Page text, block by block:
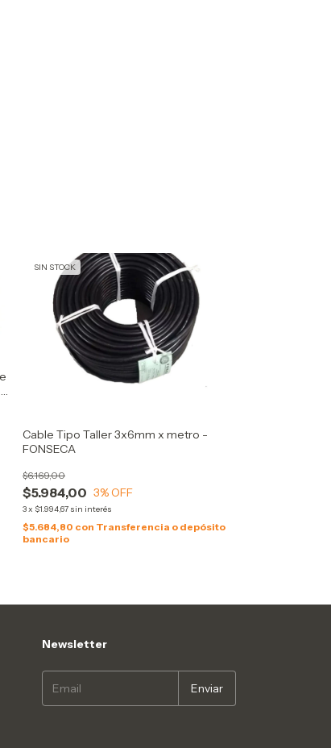
SIN STOCK
Cable Tipo Taller 3x6mm x metro -
FONSECA
$5.984,00
$6.169,00
3% OFF
3x $1.994,67 sin interés
$5.684,80 con Transferencia o depósito
bancario
Newsletter